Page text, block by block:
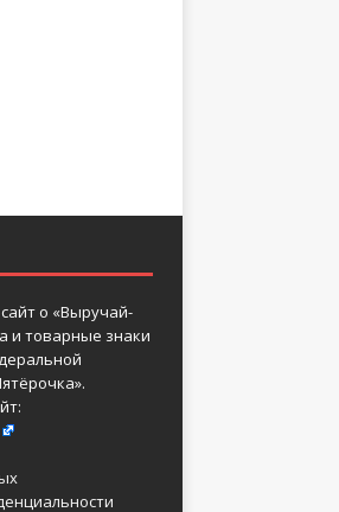
о «Выручай-
и товарные знаки